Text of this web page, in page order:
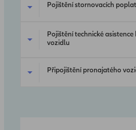
Pojištění stornovacích
Pojištění technické asistence
vozidlu
Připojištění pronajatého